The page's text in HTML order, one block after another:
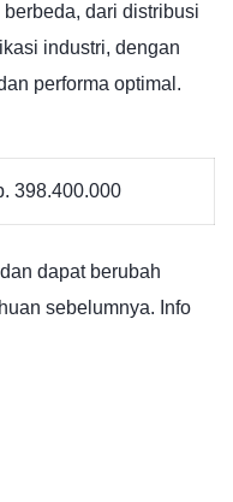
dari distribusi
industri, dengan
performa optimal.
398.400.000
dapat berubah
sebelumnya. Info